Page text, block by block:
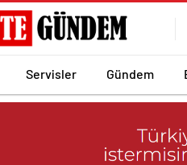
Servisler Gündem